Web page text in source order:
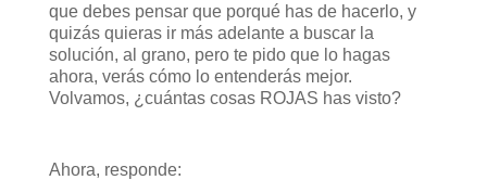
que debes pensar que porqué has de hacerlo, y
quizás quieras ir más adelante a buscar la
solución, al grano, pero te pido que lo hagas
ahora, verás cómo lo entenderás mejor.
Volvamos, ¿cuántas cosas ROJAS has visto?
Ahora, responde: